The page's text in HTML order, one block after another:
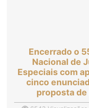
Encerrado o
Nacional de
Especiais com
cinco
proposta de